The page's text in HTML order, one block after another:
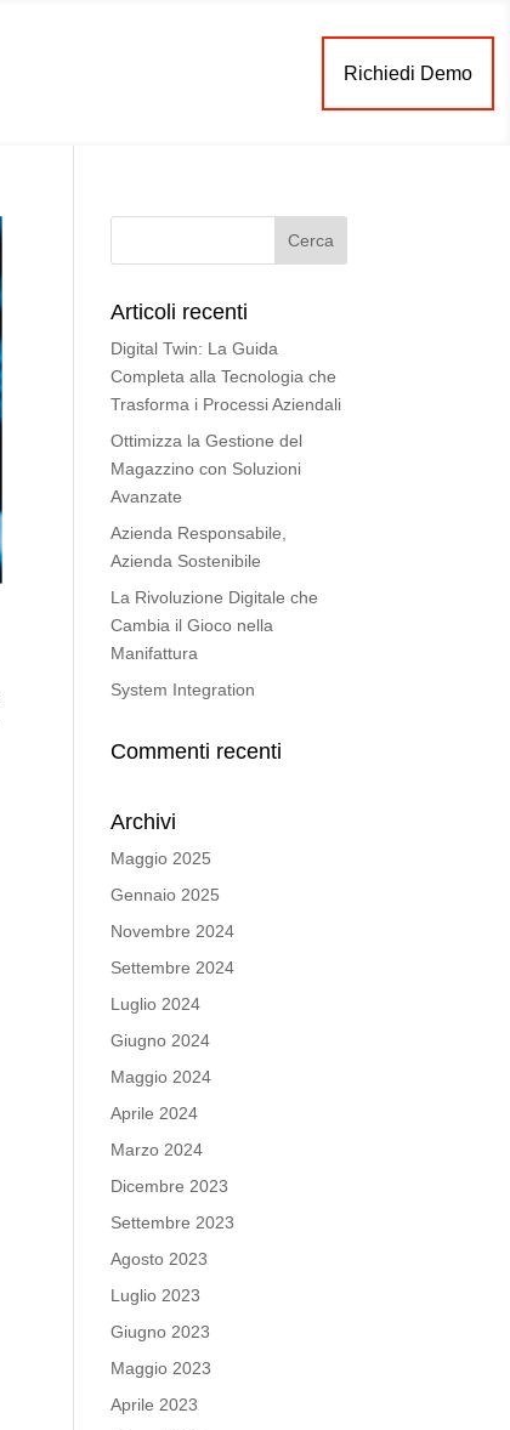
Richiedi Demo
Articoli recenti
Digital Twin: La Guida
Completa alla Tecnologia che
Trasforma i Processi Aziendali
Ottimizza la Gestione del
Magazzino con Soluzioni
Avanzate
Azienda Responsabile,
Azienda Sostenibile
La Rivoluzione Digitale che
Cambia il Gioco nella
Manifattura
System Integration
Commenti recenti
Archivi
Maggio 2025
Gennaio 2025
Novembre 2024
Settembre 2024
Luglio 2024
Giugno 2024
Maggio 2024
Aprile 2024
Marzo 2024
Dicembre 2023
Settembre 2023
Agosto 2023
Luglio 2023
Giugno 2023
Maggio 2023
Aprile 2023